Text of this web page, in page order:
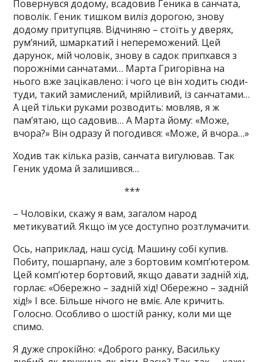
Повернувся додому, всадовив Геника в санчата,
поволік. Геник тишком виліз дорогою, знову
додому притупцяв. Відчиняю – стоїть у дверях,
рум’яний, шмаркатий і непереможений. Цей
дарунок, мій чоловік, знову в садок припхався з
порожніми санчатами… Марта Григорівна на
нього вже зацікавлено: і чого це він ходить сюди-
туди, такий замислений, мрійливий, із санчатами…
А цей тільки руками розводить: мовляв, я ж
пам’ятаю, що садовив… А Марта йому: «Може,
вчора?» Він одразу й погодився: «Може, й вчора…»
Ходив так кілька разів, санчата вигулював. Так
Геник удома й залишився…
***
– Чоловіки, скажу я вам, загалом народ
метикуватий. Якщо їм усе доступно розтлумачити.
Ось, наприклад, наш сусід. Машину собі купив.
Побиту, пошарпану, але з бортовим комп’ютером.
Цей комп’ютер бортовий, якщо давати задній хід,
горлає: «Обережно – задній хід! Обережно – задній
хід!» І все. Більше нічого не вміє. Але кричить.
Голосно. Особливо о шостій ранку, коли ми ще
спимо.
Я дуже спрокійно: «Доброго ранку, Васильку